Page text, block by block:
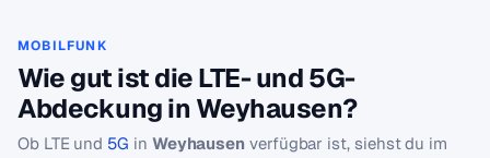
MOBILFUNK
Wie gut ist die LTE- und 5G-
Abdeckung in Weyhausen?
Ob LTE und 5G in Weyhausen verfügbar ist, siehst du im